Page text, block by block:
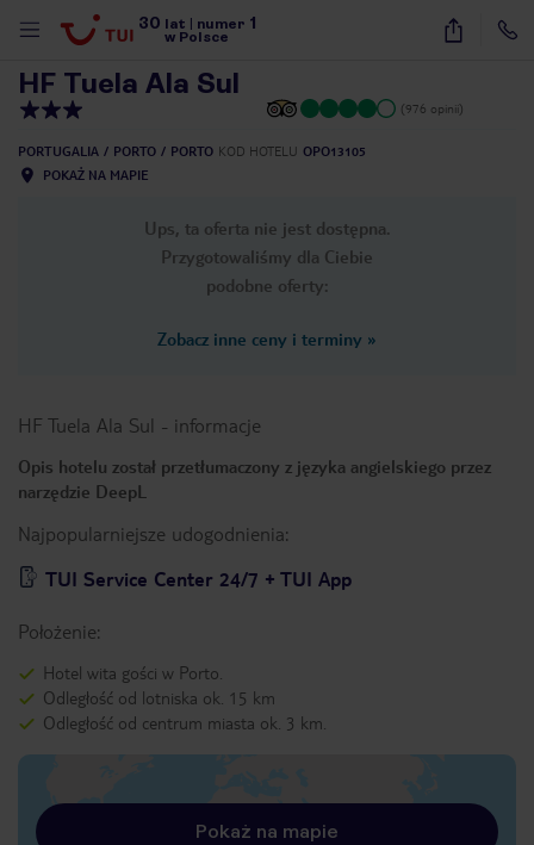
30 lat numer 1
w Polsce
10
HF Tuela Ala Sul
(976 opinii)
PORTUGALIA PORTO PORTO KOD HOTELU OPO13105
POKAŻ NA MAPIE
Ups, ta oferta nie jest dostępna.
Przygotowaliśmy dla Ciebie
podobne oferty:
Zobacz inne ceny i terminy »
HF Tuela Ala Sul - informacje
Opis hotelu został przetłumaczony z języka angielskiego przez
narzędzie DeepL
Najpopularniejsze udogodnienia:
TUI Service Center 24/7 + TUI App
Położenie:
Hotel wita gości w Porto.
Odległość od lotniska ok. 15 km
Odległość od centrum miasta ok. 3 km.
Pokaż na mapie